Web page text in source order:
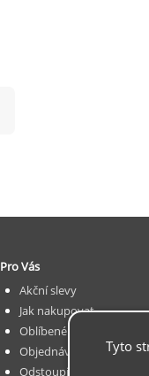
Pro Vás
Akční slevy
Jak nakupovat
Oblíbené
Objednávka
Odstoupit od smlouvy
Tyto